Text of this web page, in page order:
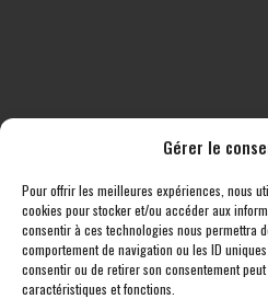
Gérer le
Pour offrir les meilleures expériences, nous
cookies pour stocker et/ou accéder aux
consentir à ces technologies nous permettra
comportement de navigation ou les ID
consentir ou de retirer son consentement
caractéristiques et fonctions.
Toutes les destinations
Lodgingcarppropulsé fièrement par
Légales | Politique de